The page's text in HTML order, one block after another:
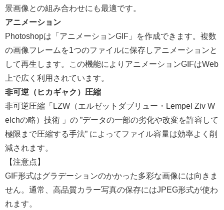
景画像との組み合わせにも最適です。
アニメーション
Photoshopは「アニメーションGIF」を作成できます。複数
の画像フレームを1つのファイルに保存しアニメーションと
して再生します。この機能によりアニメーションGIFはWeb
上で広く利用されています。
非可逆（ヒカギャク）圧縮
非可逆圧縮「LZW（エルゼットダブリュー・Lempel Ziv W
elchの略）技術 」の ”データの一部の劣化や改変を許容して
極限まで圧縮する手法” によってファイル容量は効率よく削
減されます。
【注意点】
GIF形式はグラデーションのかかった多彩な画像には向きま
せん。通常、高品質カラー写真の保存にはJPEG形式が使わ
れます。